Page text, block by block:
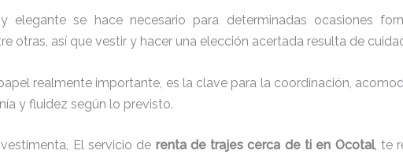
se hace necesario para determinadas ocasiones
otras, así que vestir y hacer una elección acertada resulta de
realmente importante, es la clave para la coordinación,
y fluidez según lo previsto.
El servicio de renta de trajes cerca de ti en Ocotal, te